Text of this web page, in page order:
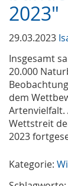
2023"
29.03.2023
Insgesamt
20.000
dem
Wettstreit
2023
Kategorie: